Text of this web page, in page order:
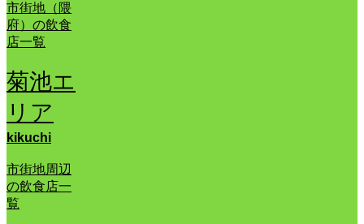
市街地（隈
府）の飲食
店一覧
菊池エ
リア
kikuchi
市街地周辺
の飲食店一
覧